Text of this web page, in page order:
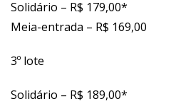
Solidário – R$ 179,00*
Meia-entrada – R$ 169,00
3º lote
Solidário – R$ 189,00*